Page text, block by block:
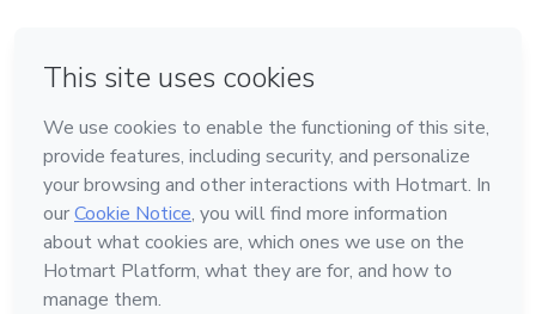
Feito com ❤ na Cidade do México
Conheça a Hotmart
Idioma
Português